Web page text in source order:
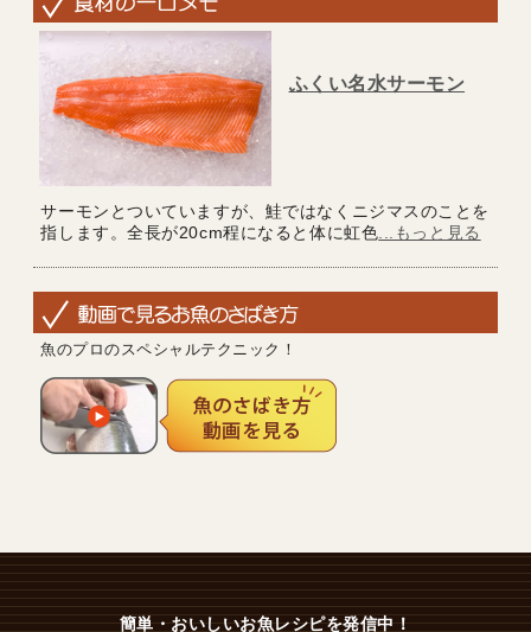
ふくい名水サーモン
サーモンとついていますが、鮭ではなくニジマスのことを
指します。全長が20cm程になると体に虹色 ...もっと見る
魚のプロのスペシャルテクニック！
簡単・おいしいお魚レシピを発信中！